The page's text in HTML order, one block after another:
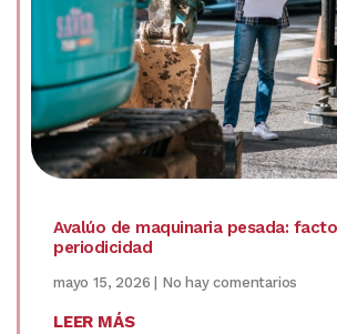
Avalúo de maquinaria pesada:
periodicidad
mayo 15, 2026 No hay comentarios
LEER MÁS